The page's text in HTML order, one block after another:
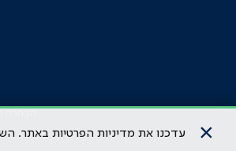
× עדכנו את מדיניות הפרטיות באתר.